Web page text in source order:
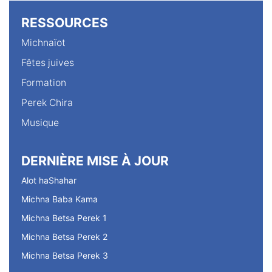
RESSOURCES
Michnaïot
Fêtes juives
Formation
Perek Chira
Musique
DERNIÈRE MISE À JOUR
Alot haShahar
Michna Baba Kama
Michna Betsa Perek 1
Michna Betsa Perek 2
Michna Betsa Perek 3